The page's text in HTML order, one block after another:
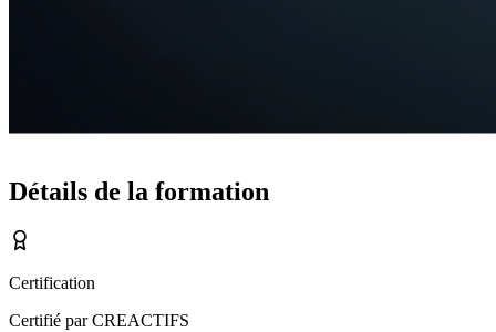
Détails de la formation
Certification
Certifié par CREACTIFS